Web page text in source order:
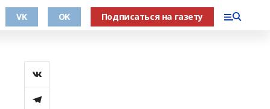
VK OK Подписаться на газету